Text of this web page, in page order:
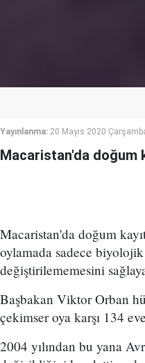
Yayınlanma: 20 Mayıs 2020
Macaristan'da doğum
Macaristan'da doğum
oylamada sadece
değiştirilememesini
Başbakan Viktor Orban
çekimser oya karşı 134
2004 yılından bu yana